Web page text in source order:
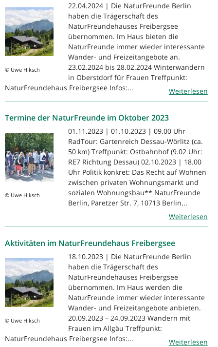
© Uwe Hiksch
22.04.2024 | Die NaturFreunde Berlin
haben die Trägerschaft des
NaturFreundehauses Freibergsee
übernommen. Im Haus bieten die
NaturFreunde immer wieder interessante
Wander- und Freizeitangebote an.
23.02.2024 bis 28.02.2024 Winterwandern
in Oberstdorf für Frauen Treffpunkt:
NaturFreundehaus Freibergsee Infos:...
Weiterlesen
Termine der NaturFreunde im Oktober 2023
© Uwe Hiksch
01.11.2023 | 01.10.2023 | 09.00 Uhr
RadTour: Gartenreich Dessau-Wörlitz (ca.
50 km) Treffpunkt: Ostbahnhof (9.02 Uhr:
RE7 Richtung Dessau) 02.10.2023 | 18.00
Uhr Politik konkret: Das Recht auf Wohnen
zwischen privaten Wohnungsmarkt und
sozialen Wohnungsbau** NaturFreunde
Berlin, Paretzer Str. 7, 10713 Berlin...
Weiterlesen
Aktivitäten im NaturFreundehaus Freibergsee
© Uwe Hiksch
18.10.2023 | Die NaturFreunde Berlin
haben die Trägerschaft des
NaturFreundehauses Freibergsee
übernommen. Im Haus werden die
NaturFreunde immer wieder interessante
Wander- und Freizeitangebote anbieten.
20.09.2023 – 24.09.2023 Wandern mit
Frauen im Allgäu Treffpunkt:
NaturFreundehaus Freibergsee Infos:...
Weiterlesen